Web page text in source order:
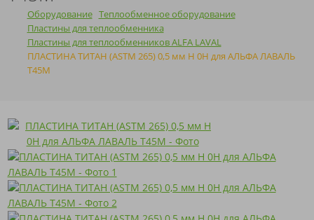
Оборудование Теплообменное оборудование
Пластины для теплообменника
Пластины для теплообменников ALFA LAVAL
ПЛАСТИНА ТИТАН (ASTM 265) 0,5 мм H 0H для АЛЬФА ЛАВАЛЬ
T45M